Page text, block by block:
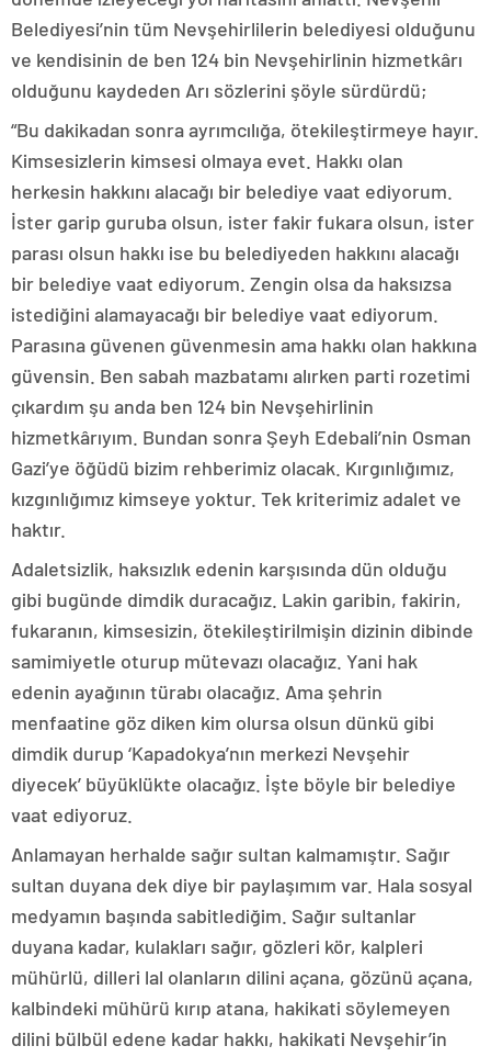
Belediyesi’nin tüm Nevşehirlilerin belediyesi olduğunu
ve kendisinin de ben 124 bin Nevşehirlinin hizmetkârı
olduğunu kaydeden Arı sözlerini şöyle sürdürdü;
“Bu dakikadan sonra ayrımcılığa, ötekileştirmeye hayır.
Kimsesizlerin kimsesi olmaya evet. Hakkı olan
herkesin hakkını alacağı bir belediye vaat ediyorum.
İster garip guruba olsun, ister fakir fukara olsun, ister
parası olsun hakkı ise bu belediyeden hakkını alacağı
bir belediye vaat ediyorum. Zengin olsa da haksızsa
istediğini alamayacağı bir belediye vaat ediyorum.
Parasına güvenen güvenmesin ama hakkı olan hakkına
güvensin. Ben sabah mazbatamı alırken parti rozetimi
çıkardım şu anda ben 124 bin Nevşehirlinin
hizmetkârıyım. Bundan sonra Şeyh Edebali’nin Osman
Gazi’ye öğüdü bizim rehberimiz olacak. Kırgınlığımız,
kızgınlığımız kimseye yoktur. Tek kriterimiz adalet ve
haktır.
Adaletsizlik, haksızlık edenin karşısında dün olduğu
gibi bugünde dimdik duracağız. Lakin garibin, fakirin,
fukaranın, kimsesizin, ötekileştirilmişin dizinin dibinde
samimiyetle oturup mütevazı olacağız. Yani hak
edenin ayağının türabı olacağız. Ama şehrin
menfaatine göz diken kim olursa olsun dünkü gibi
dimdik durup ‘Kapadokya’nın merkezi Nevşehir
diyecek’ büyüklükte olacağız. İşte böyle bir belediye
vaat ediyoruz.
Anlamayan herhalde sağır sultan kalmamıştır. Sağır
sultan duyana dek diye bir paylaşımım var. Hala sosyal
medyamın başında sabitlediğim. Sağır sultanlar
duyana kadar, kulakları sağır, gözleri kör, kalpleri
mühürlü, dilleri lal olanların dilini açana, gözünü açana,
kalbindeki mühürü kırıp atana, hakikati söylemeyen
dilini bülbül edene kadar hakkı, hakikati Nevşehir’in